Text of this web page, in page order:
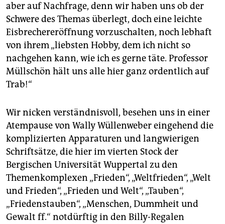
aber auf Nachfrage, denn wir haben uns ob der
Schwere des Themas überlegt, doch eine leichte
Eisbrechereröffnung vorzuschalten, noch lebhaft
von ihrem „liebsten Hobby, dem ich nicht so
nachgehen kann, wie ich es gerne täte. Professor
Müllschön hält uns alle hier ganz ordentlich auf
Trab!“
Wir nicken verständnisvoll, besehen uns in einer
Atempause von Wally Wüllenweber eingehend die
komplizierten Apparaturen und langwierigen
Schriftsätze, die hier im vierten Stock der
Bergischen Universität Wuppertal zu den
Themenkomplexen „Frieden“, „Weltfrieden“, „Welt
und Frieden“, „Frieden und Welt“, „Tauben“,
„Friedenstauben“, „Menschen, Dummheit und
Gewalt ff.“ notdürftig in den Billy-Regalen